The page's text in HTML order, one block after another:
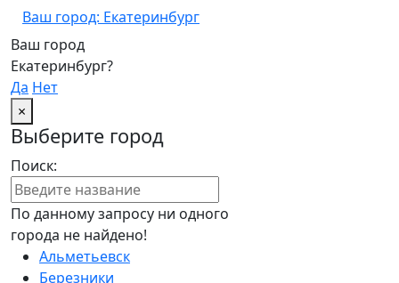
Ваш город: Екатеринбург
Ваш город
Екатеринбург?
Да Нет
×
Выберите город
Поиск:
По данному запросу ни одного
города не найдено!
Альметьевск
Березники